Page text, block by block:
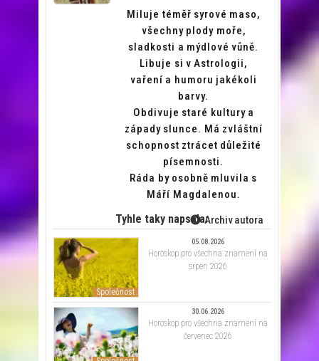
Miluje téměř syrové maso,
všechny plody moře,
sladkosti a mýdlové vůně.
Libuje si v Astrologii,
vaření a humoru jakékoli
barvy.
Obdivuje staré kultury a
západy slunce. Má zvláštní
schopnost ztrácet důležité
písemnosti.
Ráda by osobně mluvila s
Máří Magdalenou.
Tyhle taky napsala:Archiv autora
Společnost
05.08.2026
Horoskop pro všechna znamení na
srpen 2026
30.06.2026
Horoskop pro všechna znamení na
červenec 2026